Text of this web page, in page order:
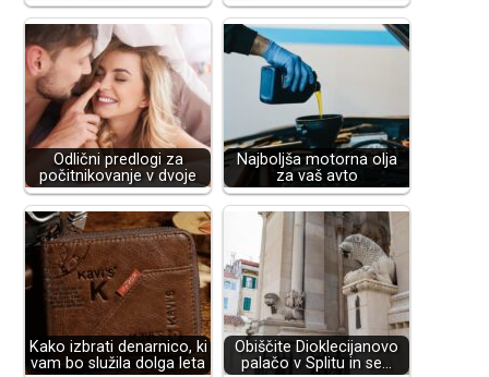
Odlični predlogi za
počitnikovanje v dvoje
Najboljša motorna olja
za vaš avto
Kako izbrati denarnico, ki
vam bo služila dolga leta
Obiščite Dioklecijanovo
palačo v Splitu in se…